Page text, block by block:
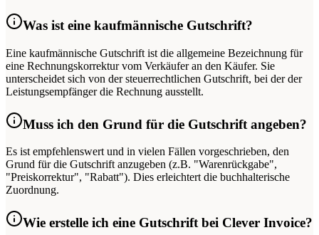
Was ist eine kaufmännische Gutschrift?
Eine kaufmännische Gutschrift ist die allgemeine Bezeichnung für
eine Rechnungskorrektur vom Verkäufer an den Käufer. Sie
unterscheidet sich von der steuerrechtlichen Gutschrift, bei der der
Leistungsempfänger die Rechnung ausstellt.
Muss ich den Grund für die Gutschrift angeben?
Es ist empfehlenswert und in vielen Fällen vorgeschrieben, den
Grund für die Gutschrift anzugeben (z.B. "Warenrückgabe",
"Preiskorrektur", "Rabatt"). Dies erleichtert die buchhalterische
Zuordnung.
Wie erstelle ich eine Gutschrift bei Clever Invoice?